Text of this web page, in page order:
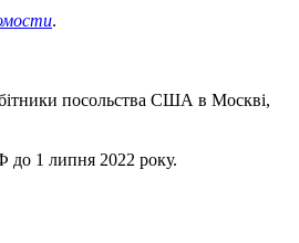
.
посольства США в Москві,
до 1 липня 2022 року.